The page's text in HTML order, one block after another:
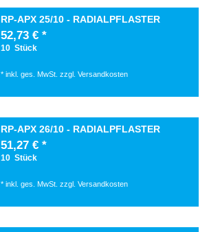
RP-APX 25/10 - RADIALPFLASTER
52,73 € *
10 Stück
* inkl. ges. MwSt. zzgl. Versandkosten
RP-APX 26/10 - RADIALPFLASTER
51,27 € *
10 Stück
* inkl. ges. MwSt. zzgl. Versandkosten